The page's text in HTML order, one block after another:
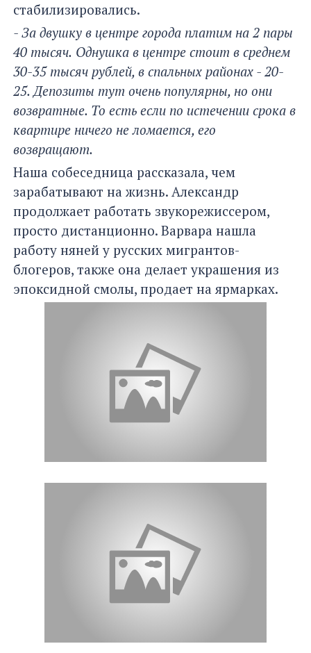
стабилизировались.
- За двушку в центре города платим на 2 пары
40 тысяч. Однушка в центре стоит в среднем
30-35 тысяч рублей, в спальных районах - 20-
25. Депозиты тут очень популярны, но они
возвратные. То есть если по истечении срока в
квартире ничего не ломается, его
возвращают.
Наша собеседница рассказала, чем
зарабатывают на жизнь. Александр
продолжает работать звукорежиссером,
просто дистанционно. Варвара нашла
работу няней у русских мигрантов-
блогеров, также она делает украшения из
эпоксидной смолы, продает на ярмарках.